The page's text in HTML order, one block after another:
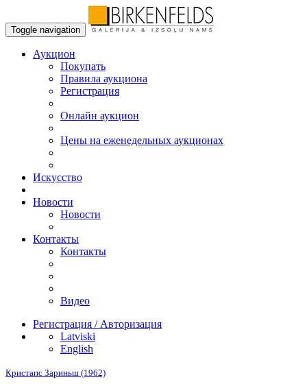
Toggle navigation
Аукцион
Пoкупать
Правила аукциона
Регистрация
Онлайн аукцион
Цены на еженедельных аукционах
Искусствo
Новости
Новости
Контакты
Контакты
Видео
Регистрация / Авторизация
Latviski
English
Кристапс Зариньш (1962)